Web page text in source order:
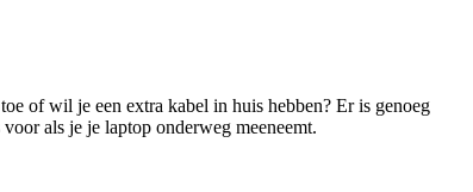
of wil je een extra kabel in huis hebben? Er is genoeg
als je je laptop onderweg meeneemt.